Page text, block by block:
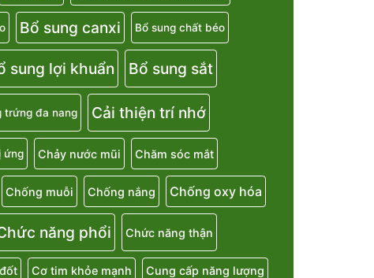
Bổ sung canxi Bổ sung chất béo
sung lợi khuẩn Bổ sung sắt
trứng đa nang Cải thiện trí nhớ
ứng Chảy nước mũi Chăm sóc mắt
Chống muỗi Chống nắng Chống oxy hóa
năng phổi Chức năng thận
Cơ tim khỏe mạnh Cung cấp năng lượng